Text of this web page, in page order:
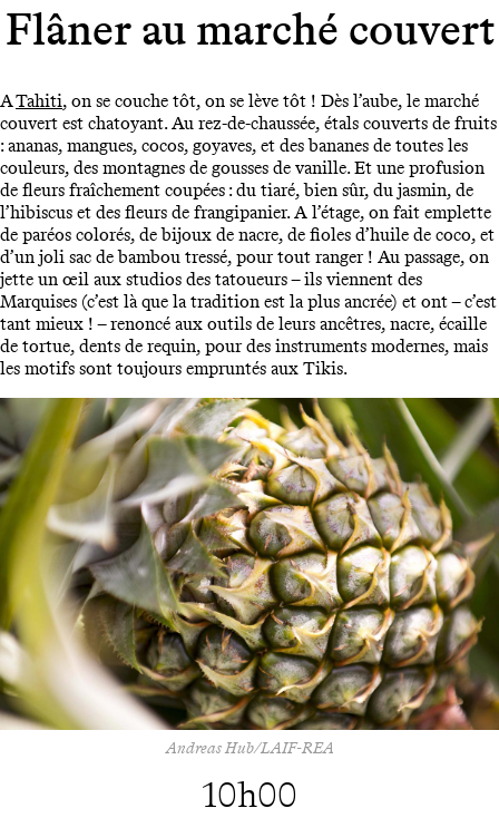
Flâner au marché couvert
ATahiti, on se couche tôt, on se lève tôt ! Dès l’aube, le marché
couvert est chatoyant. Au rez-de-chaussée, étals couverts de fruits
: ananas, mangues, cocos, goyaves, et des bananes de toutes les
couleurs, des montagnes de gousses de vanille. Et une profusion
de fleurs fraîchement coupées : du tiaré, bien sûr, du jasmin, de
l’hibiscus et des fleurs de frangipanier. A l’étage, on fait emplette
de paréos colorés, de bijoux de nacre, de fioles d’huile de coco, et
d’un joli sac de bambou tressé, pour tout ranger ! Au passage, on
jette un œil aux studios des tatoueurs – ils viennent des
Marquises (c’est là que la tradition est la plus ancrée) et ont – c’est
tant mieux ! – renoncé aux outils de leurs ancêtres, nacre, écaille
de tortue, dents de requin, pour des instruments modernes, mais
les motifs sont toujours empruntés aux Tikis.
Andreas Hub/LAIF-REA
10h00